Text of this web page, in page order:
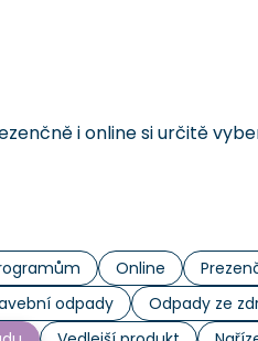
i online si určitě
Online
odpady Odpady ze